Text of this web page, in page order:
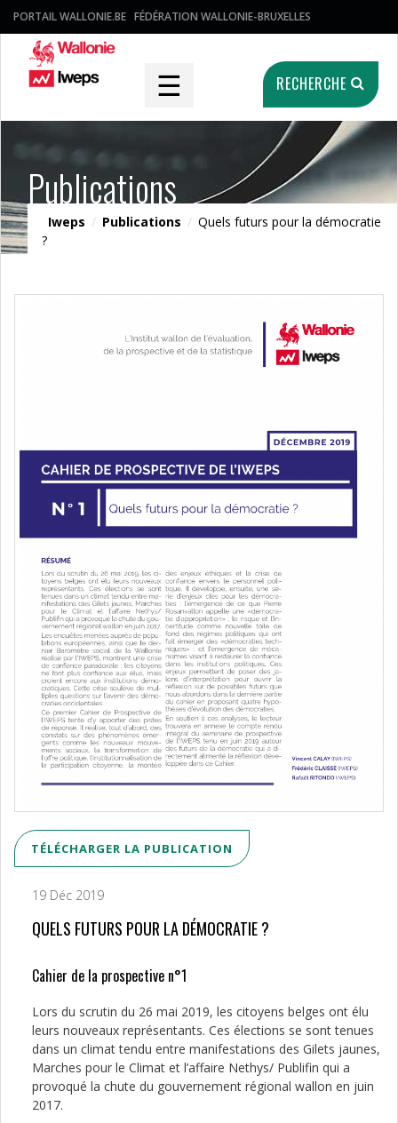
PORTAIL WALLONIE.BE FÉDÉRATION WALLONIE-BRUXELLES
☰ RECHERCHE
Publications
Iweps / Publications / Quels futurs pour la démocratie
?
TÉLÉCHARGER LA PUBLICATION
19 Déc 2019
QUELS FUTURS POUR LA DÉMOCRATIE ?
Cahier de la prospective n°1
Lors du scrutin du 26 mai 2019, les ci­toyens belges ont élu
leurs nouveaux représentants. Ces élections se sont tenues
dans un climat tendu entre ma­nifestations des Gilets jaunes,
Marches pour le Climat et l’affaire Nethys/ Publifin qui a
provoqué la chute du gou­vernement régional wallon en juin
2017.